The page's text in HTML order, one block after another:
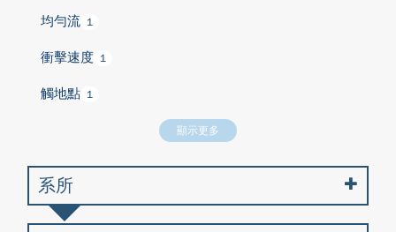
均勻流 1
衝擊速度 1
觸地點 1
顯示更多
系所